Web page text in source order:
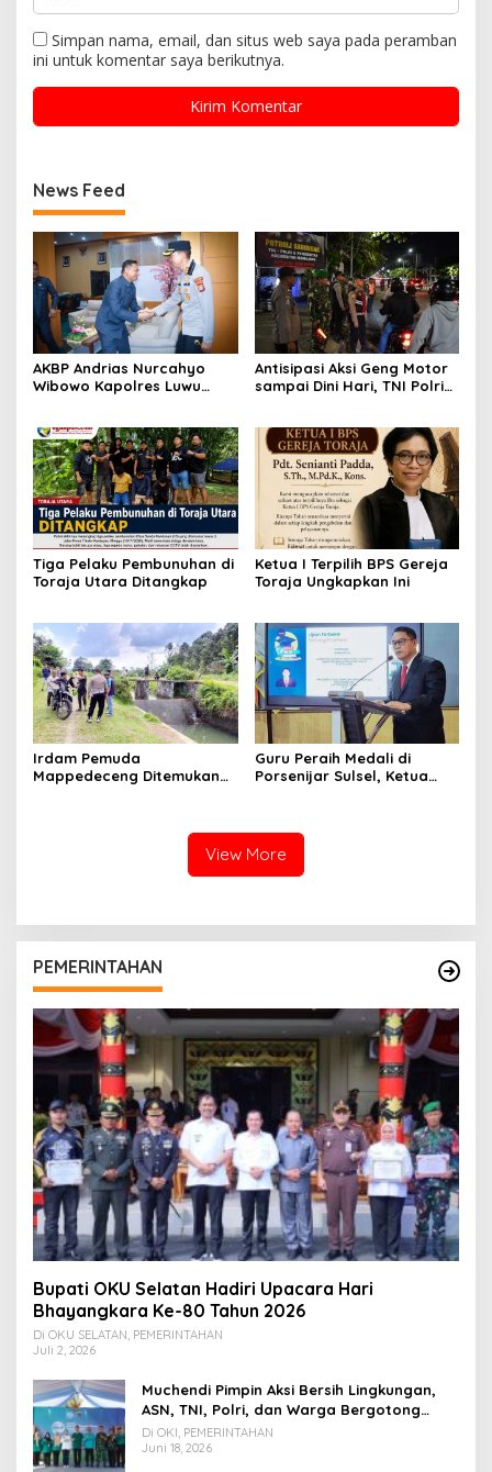
Simpan nama, email, dan situs web saya pada peramban
ini untuk komentar saya berikutnya.
News Feed
AKBP Andrias Nurcahyo
Wibowo Kapolres Luwu
Antisipasi Aksi Geng Motor
sampai Dini Hari, TNI Polri
Tiga Pelaku Pembunuhan di
Toraja Utara Ditangkap
Ketua I Terpilih BPS Gereja
Toraja Ungkapkan Ini
Irdam Pemuda
Mappedeceng Ditemukan
Guru Peraih Medali di
Porsenijar Sulsel, Ketua
View More
PEMERINTAHAN
Bupati OKU Selatan Hadiri Upacara Hari
Bhayangkara Ke-80 Tahun 2026
Di OKU SELATAN, PEMERINTAHAN
Juli 2, 2026
Muchendi Pimpin Aksi Bersih Lingkungan,
ASN, TNI, Polri, dan Warga Bergotong
Royong
Di OKI, PEMERINTAHAN
Juni 18, 2026